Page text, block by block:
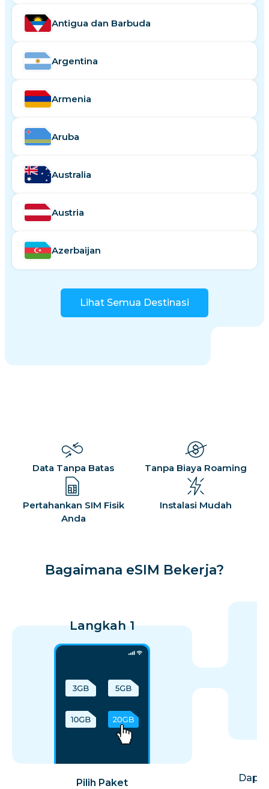
Antigua dan Barbuda
Argentina
Armenia
Aruba
Australia
Austria
Azerbaijan
Lihat Semua Destinasi
Data Tanpa Batas Tanpa Biaya Roaming
Pertahankan SIM Fisik
Anda
Instalasi Mudah
Bagaimana eSIM Bekerja?
Langkah 1
Pilih Paket